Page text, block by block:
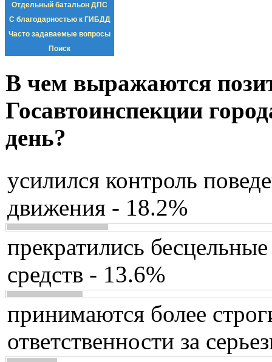
Отдельный батальон ДПС
С благодарностью к ГИБДД
Часто задаваемые вопросы
Поиск
В чем выражаются
Госавтоинспекции
день?
усилился контроль
движения - 18.2%
прекратились
средств - 13.6%
принимаются более
ответственности за